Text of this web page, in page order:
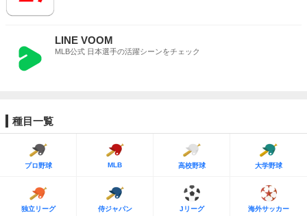
LINE VOOM
MLB公式 日本選手の活躍シーンをチェック
種目一覧
プロ野球 MLB 高校野球 大学野球
独立リーグ 侍ジャパン Jリーグ 海外サッカー